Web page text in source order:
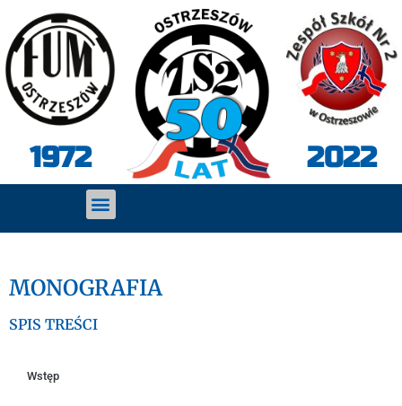
1972 2022
MONOGRAFIA
SPIS TREŚCI
Wstęp